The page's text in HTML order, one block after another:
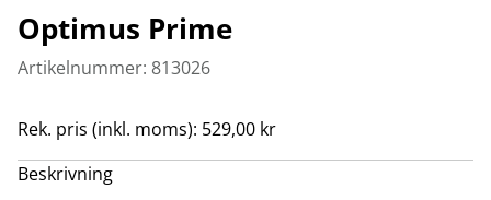
Optimus Prime
Artikelnummer: 813026
Rek. pris (inkl. moms): 529,00 kr
Beskrivning